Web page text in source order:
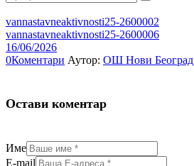
vannastavneaktivnosti25-2600002
vannastavneaktivnosti25-2600006
16/06/2026
0Коментари Аутор: ОШ Нови Београд
Остави коментар
Име
E-mail